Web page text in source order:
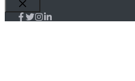
Schließen